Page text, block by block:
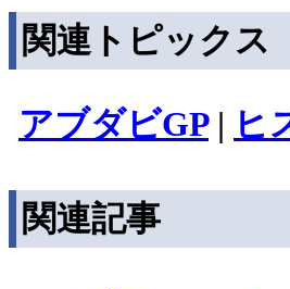
関連トピックス
アブダビGP| ヒ
関連記事